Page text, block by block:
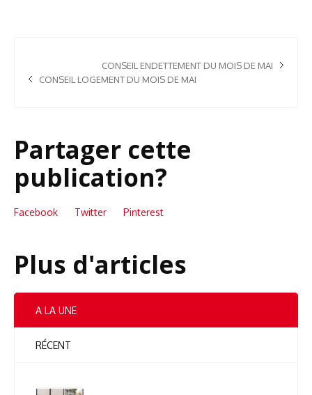
CONSEIL ENDETTEMENT DU MOIS DE MAI
CONSEIL LOGEMENT DU MOIS DE MAI
Partager cette
publication?
Facebook Twitter Pinterest
Plus d'articles
A LA UNE
RÉCENT